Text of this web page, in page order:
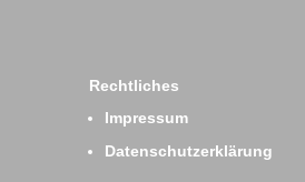
Rechtliches
Impressum
Datenschutzerklärung